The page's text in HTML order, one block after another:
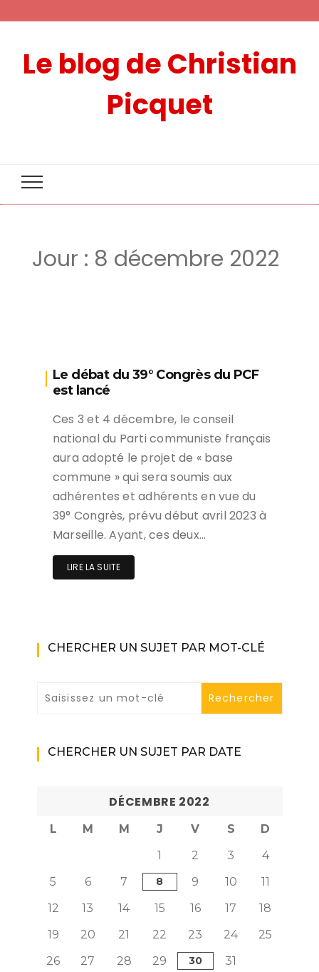
Le blog de Christian
Picquet
Jour : 8 décembre 2022
Le débat du 39° Congrès du PCF
est lancé
Ces 3 et 4 décembre, le conseil
national du Parti communiste français
aura adopté le projet de « base
commune » qui sera soumis aux
adhérentes et adhérents en vue du
39° Congrès, prévu début avril 2023 à
Marseille. Ayant, ces deux…
LIRE LA SUITE
CHERCHER UN SUJET PAR MOT-CLÉ
CHERCHER UN SUJET PAR DATE
DÉCEMBRE 2022
L M M J V S
D
1
2 3
4
5
6 7 8 9 10
11
12
13 14 15 16 17
18
19
20 21 22 23 24
25
26
27 28 29 30 31